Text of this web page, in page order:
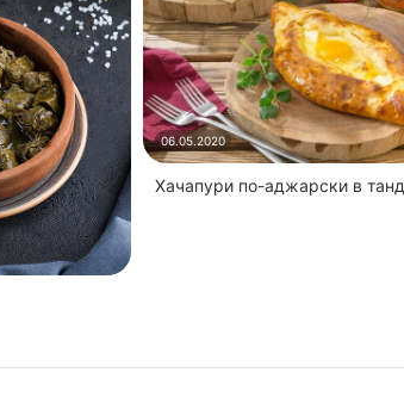
06.05.2020
Хачапури по-аджарски в